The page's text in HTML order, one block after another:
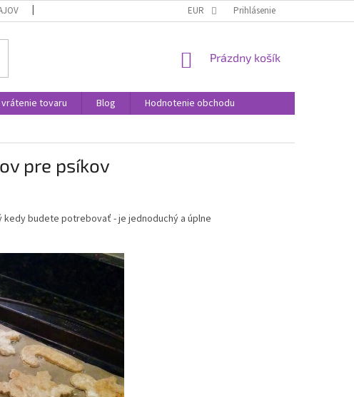
SPÔSOBY PLATBY VÝMENA A VRÁTENIE
EUR Prihlásenie
NÁKUPNÝ
Prázdny košík
vrátenie tovaru Blog
Hodnotenie obchodu
pre psíkov
kedy budete potrebovať - je jednoduchý a úplne